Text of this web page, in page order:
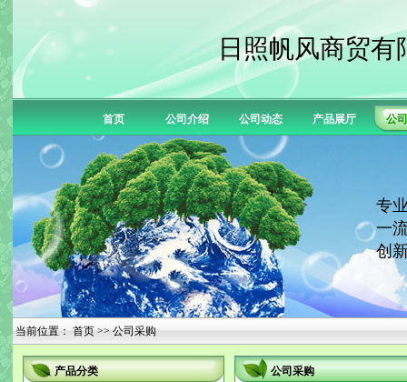
日照帆风商贸有
首页 公司介绍 公司动态 产品展厅 公
专
一
创
当前位置： 首页 >> 公司采购
产品分类 公司采购